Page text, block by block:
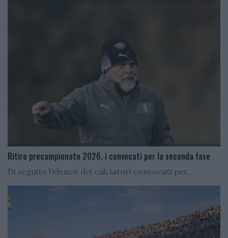
Ritiro precampionato 2026, i convocati per la seconda fase
Di seguito l’elenco dei calciatori convocati per...